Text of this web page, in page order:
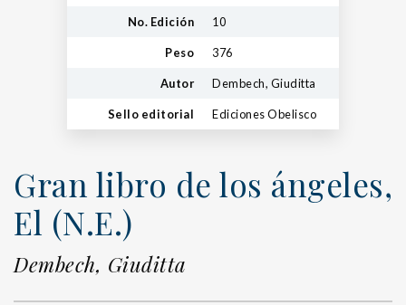
No. Edición 10
Peso 376
Autor Dembech, Giuditta
Sello editorial Ediciones Obelisco
Gran libro de los ángeles,
El (N.E.)
Dembech, Giuditta